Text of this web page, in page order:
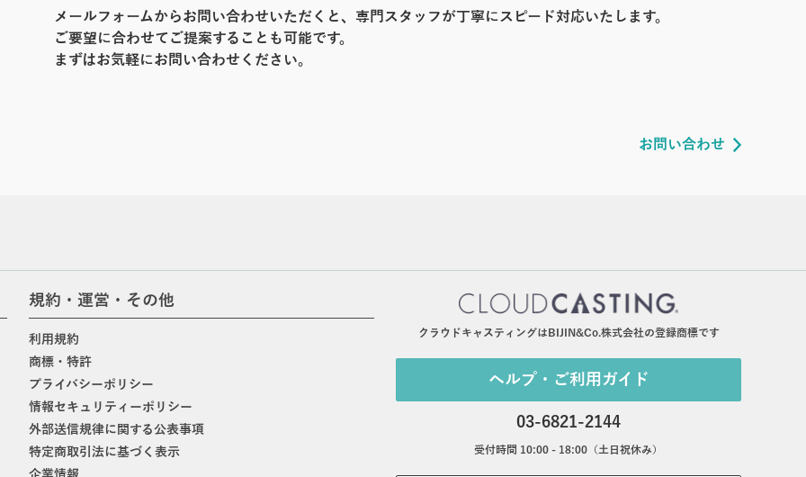
メールフォームからお問い合わせいただくと、専門スタッフが丁寧にスピード対応いたします。
ご要望に合わせてご提案することも可能です。
まずはお気軽にお問い合わせください。
お問い合わせ
規約・運営・その他
利用規約
商標・特許
プライバシーポリシー
情報セキュリティーポリシー
外部送信規律に関する公表事項
特定商取引法に基づく表示
クラウドキャスティングはBIJIN&Co.株式会社の登録商標です
ヘルプ・ご利用ガイド
03-6821-2144
受付時間 10:00 - 18:00（土日祝休み）